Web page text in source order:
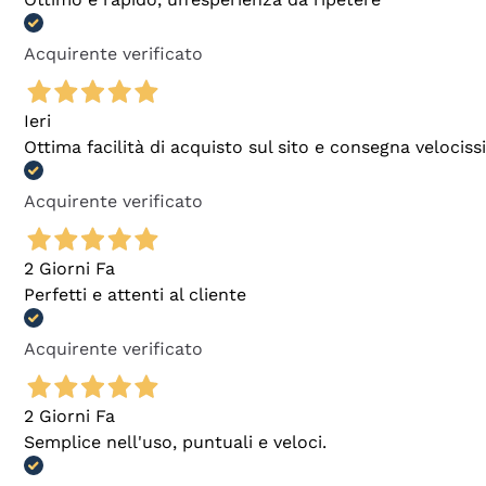
Acquirente verificato
Ieri
Ottima facilità di acquisto sul sito e consegna
Acquirente verificato
2 Giorni Fa
Perfetti e attenti al cliente
Acquirente verificato
2 Giorni Fa
Semplice nell'uso, puntuali e veloci.